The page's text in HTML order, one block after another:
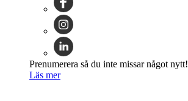
Prenumerera så du inte missar något nytt!
Läs mer